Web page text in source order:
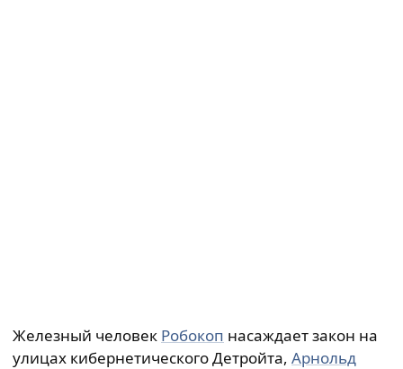
Железный человек Робокоп насаждает закон на
улицах кибернетического Детройта, Арнольд